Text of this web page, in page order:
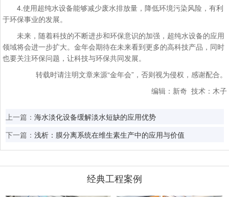
4.使用超纯水设备能够减少废水排放量，降低环境污染风险，有利
于环保事业的发展。
未来，随着科技的不断进步和环保意识的加强，超纯水设备的应用
领域将会进一步扩大。金年会期待在未来看到更多的高科技产品，同时
也要关注环保问题，让科技与环保共同发展。
转载时请注明文章来源“金年会”，否则视为侵权，感谢配合。
编辑：新奇 技术：木子
上一篇： 海水淡化设备缓解淡水短缺的应用优势
下一篇： 浅析：膜分离系统在维生素生产中的应用与价值
经典工程案例